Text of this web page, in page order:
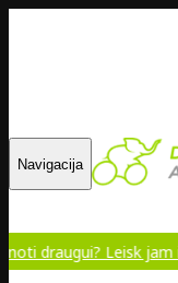
Navigacija
jam išsirinkti pačiam!